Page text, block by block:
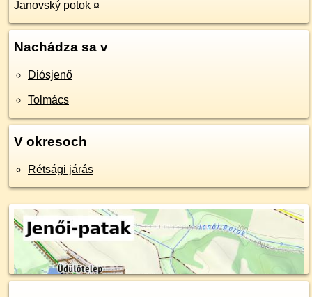
Janovský potok ¤
Nachádza sa v
Diósjenő
Tolmács
V okresoch
Rétsági járás